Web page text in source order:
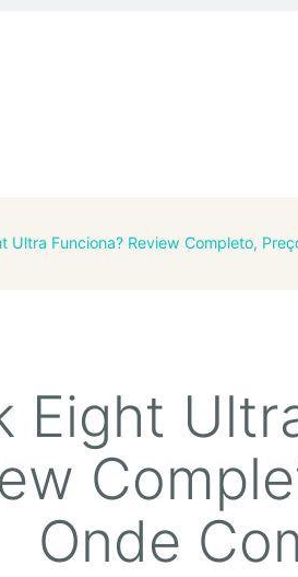
Ultra Funciona? Review Completo,
Eight
Onde